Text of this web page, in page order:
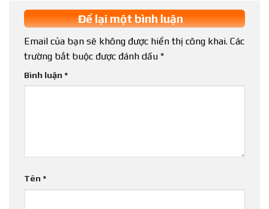
Để lại một bình luận
Email của bạn sẽ không được hiển thị công khai. Các
trường bắt buộc được đánh dấu *
Bình luận *
Tên *